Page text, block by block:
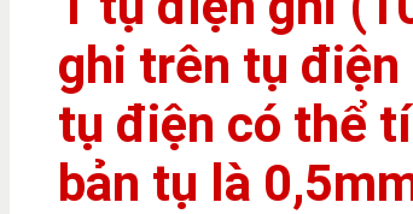
ghi trên tụ
tụ điện có thể
bản tụ là